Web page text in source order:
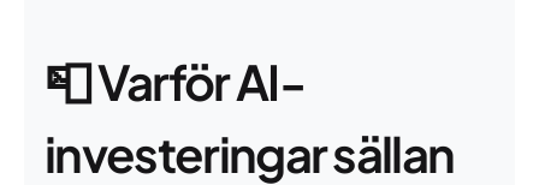
📮Varför AI-
investeringar sällan